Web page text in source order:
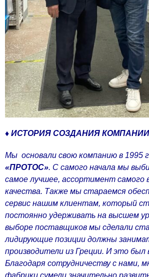
♦ ИСТОРИЯ СОЗДАНИЯ
Мы основали свою компанию в 1995
«ПРОТОС». С самого начала мы
самое лучшее, ассортимент самого
качества. Также мы стараемся
сервис нашим клиентам, который
постоянно удерживать на высшем
выборе поставщиков мы сделали
лидирующие позиции должны
производители из Греции. И это был
Благодаря сотрудничеству с нами,